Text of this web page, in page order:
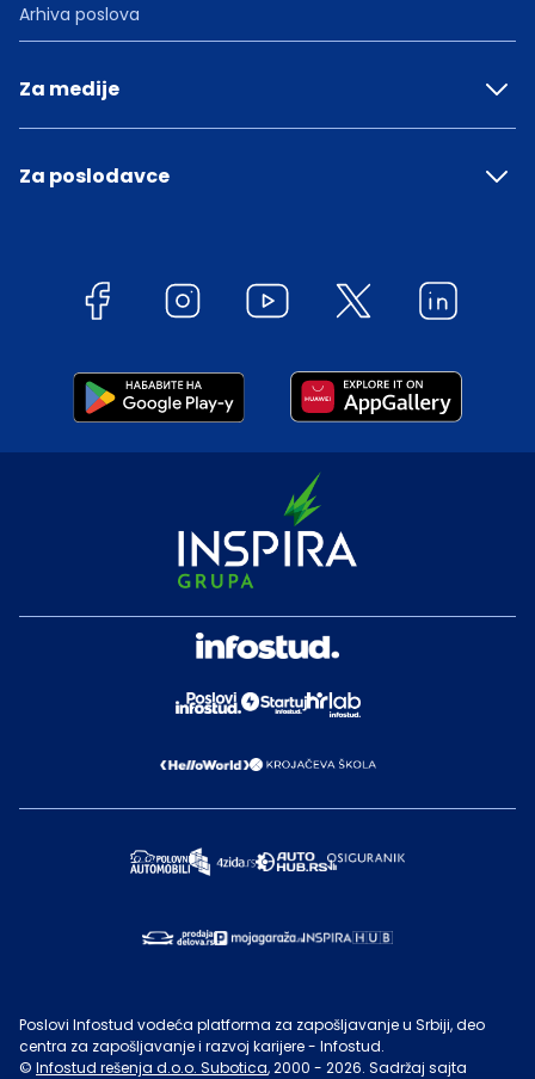
Arhiva poslova
Za medije
Za poslodavce
Poslovi Infostud vodeća platforma za zapošljavanje u Srbiji, deo
centra za zapošljavanje i razvoj karijere - Infostud.
© Infostud rešenja d.o.o. Subotica, 2000 - 2026. Sadržaj sajta